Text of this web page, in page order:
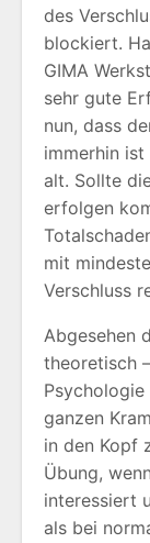
des
blockiert.
GIMA
sehr gute
nun, dass
immerhin ist
alt. Sollte
erfolgen
mit
Verschluss
Abgesehen
theoretisch
ganzen
in den Kopf
Übung,
interessiert
als bei